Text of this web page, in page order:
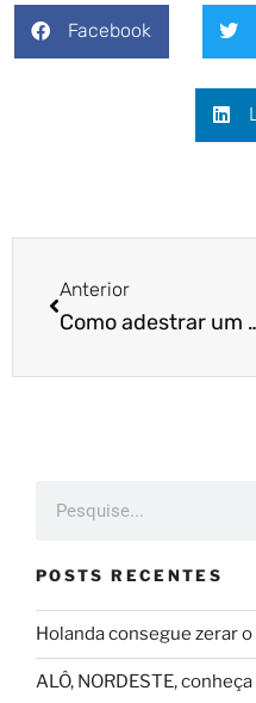
Facebook
Anterior
Como adestrar
POSTS RECENTES
Holanda consegue zerar
ALÔ, NORDESTE,